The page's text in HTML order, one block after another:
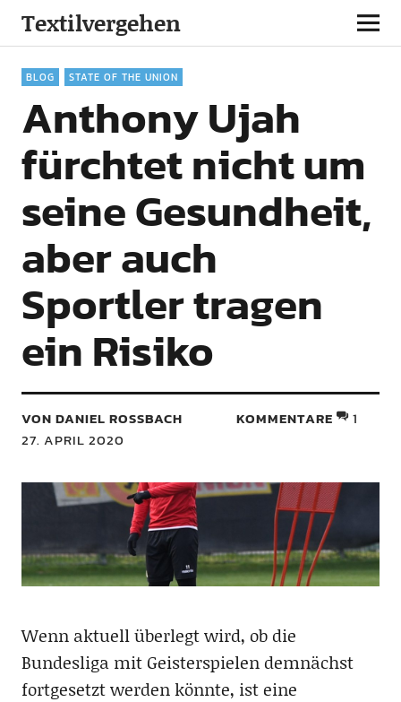
Textilvergehen
BLOG STATE OF THE UNION
Anthony Ujah
fürchtet nicht um
seine Gesundheit,
aber auch
Sportler tragen
ein Risiko
VON DANIEL ROSSBACH
27. APRIL 2020
KOMMENTARE 1
Wenn aktuell überlegt wird, ob die
Bundesliga mit Geisterspielen demnächst
fortgesetzt werden könnte, ist eine